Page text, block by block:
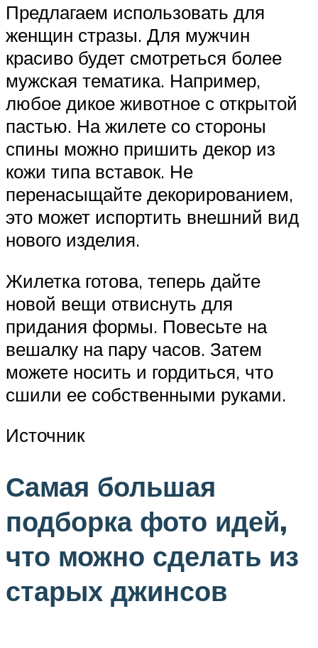
Предлагаем использовать для
женщин стразы. Для мужчин
красиво будет смотреться более
мужская тематика. Например,
любое дикое животное с открытой
пастью. На жилете со стороны
спины можно пришить декор из
кожи типа вставок. Не
перенасыщайте декорированием,
это может испортить внешний вид
нового изделия.
Жилетка готова, теперь дайте
новой вещи отвиснуть для
придания формы. Повесьте на
вешалку на пару часов. Затем
можете носить и гордиться, что
сшили ее собственными руками.
Источник
Самая большая
подборка фото идей,
что можно сделать из
старых джинсов